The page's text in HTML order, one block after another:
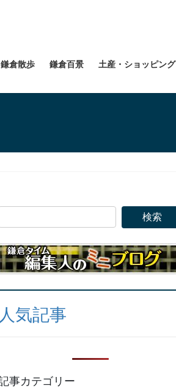
鎌倉散歩 鎌倉百景 土産・ショッピング
人気記事
事カテゴリー